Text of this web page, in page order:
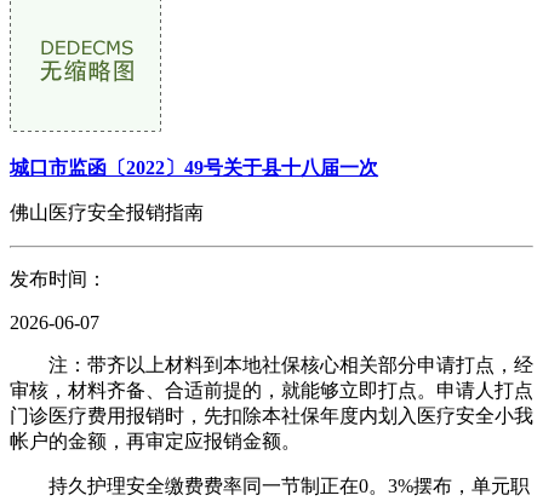
城口市监函〔2022〕49号关于县十八届一次
佛山医疗安全报销指南
发布时间：
2026-06-07
注：带齐以上材料到本地社保核心相关部分申请打点，经
审核，材料齐备、合适前提的，就能够立即打点。申请人打点
门诊医疗费用报销时，先扣除本社保年度内划入医疗安全小我
帐户的金额，再审定应报销金额。
持久护理安全缴费费率同一节制正在0。3%摆布，单元职